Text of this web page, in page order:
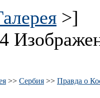
>]
>> Сербия >> Правда о